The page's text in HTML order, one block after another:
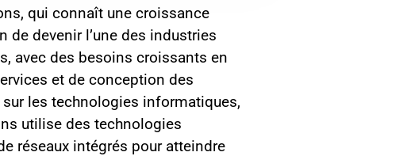
qui connaît une croissance
de devenir l’une des industries
avec des besoins croissants en
et de conception des
les technologies informatiques,
utilise des technologies
réseaux intégrés pour atteindre